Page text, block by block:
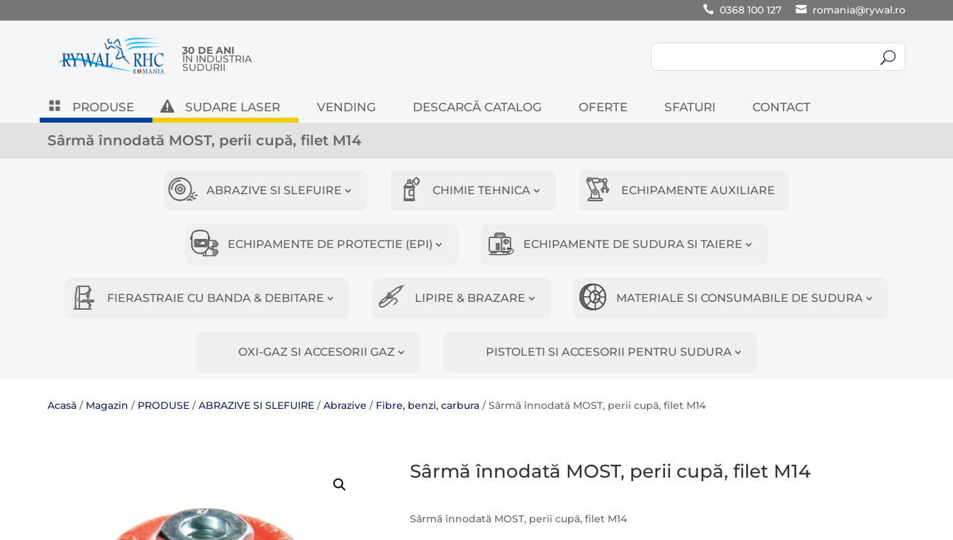
0368 100 127 romania@rywal.ro
30 DE ANI
ÎN INDUSTRIA
SUDURII
U
PRODUSE SUDARE LASER VENDING DESCARCĂ CATALOG OFERTE SFATURI CONTACT
Sârmă înnodată MOST, perii cupă, filet M14
ABRAZIVE SI SLEFUIRE CHIMIE TEHNICA ECHIPAMENTE AUXILIARE
ECHIPAMENTE DE PROTECTIE (EPI) ECHIPAMENTE DE SUDURA SI TAIERE
FIERASTRAIE CU BANDA & DEBITARE LIPIRE & BRAZARE MATERIALE SI CONSUMABILE DE SUDURA
OXI-GAZ SI ACCESORII GAZ PISTOLETI SI ACCESORII PENTRU SUDURA
Acasă / Magazin / PRODUSE /ABRAZIVE SI SLEFUIRE /Abrazive / Fibre, benzi, carbura / Sârmă înnodată MOST, perii cupă, filet M14
Sârmă înnodată MOST, perii cupă, filet M14
Sârmă înnodată MOST, perii cupă, filet M14